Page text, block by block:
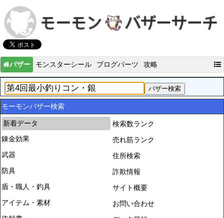
バザー モンスターシール ブログパーツ 攻略
モーモンバザー検索
新着データ
錬金効果
武器
防具
盾・職人・釣具
アイテム・素材
検索数ランク
売れ筋ランク
住所検索
詐欺情報
サイト概要
お問い合わせ